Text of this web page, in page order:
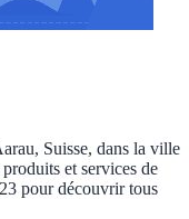
Suisse, dans la ville
et services de
pour découvrir tous